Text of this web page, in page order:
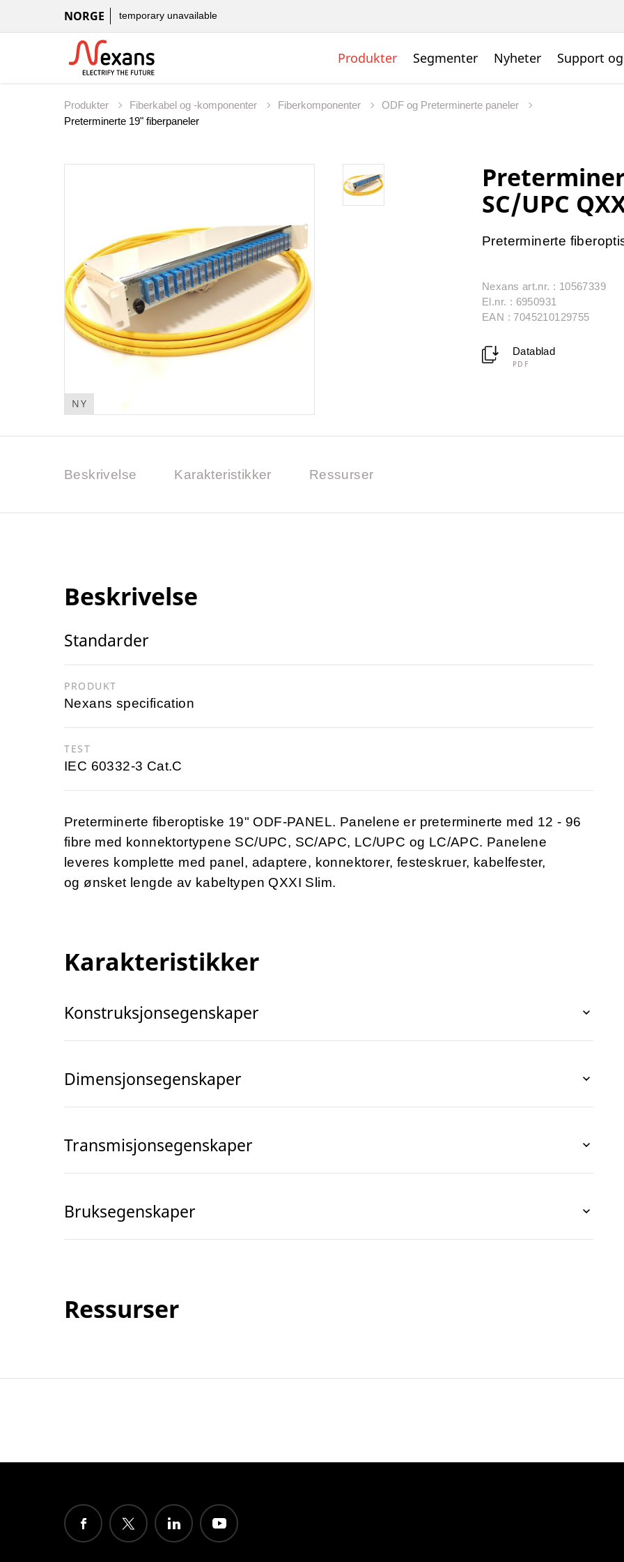
NORGE temporary unavailable
Produkter Segmenter Nyheter Support
Produkter Fiberkabel og -komponenter Fiberkomponenter
ODF og Preterminerte paneler
Preterminerte 19" fiberpaneler
NY
SC/UPC
Preterminerte
Nexans art.nr. : 10567339
El.nr. : 6950931
EAN : 7045210129755
Datablad
PDF
Beskrivelse Karakteristikker Ressurser
Beskrivelse
Standarder
PRODUKT
Nexans specification
TEST
IEC 60332-3 Cat.C
Preterminerte fiberoptiske 19" ODF-PANEL. Panelene er preterminerte med 12 - 96
fibre med konnektortypene SC/UPC, SC/APC, LC/UPC og LC/APC. Panelene
leveres komplette med panel, adaptere, konnektorer, festeskruer, kabelfester,
og ønsket lengde av kabeltypen QXXI Slim.
Karakteristikker
Konstruksjonsegenskaper
Dimensjonsegenskaper
Transmisjonsegenskaper
Bruksegenskaper
Ressurser